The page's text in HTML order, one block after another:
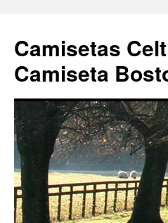
Camisetas
Camiseta